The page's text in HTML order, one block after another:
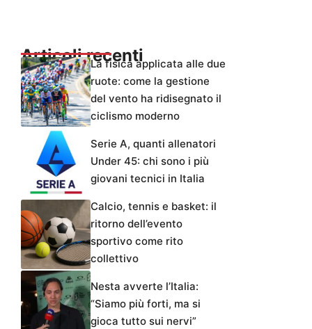
Articoli recentiLa fisica applicata alle due
ruote: come la gestione
del vento ha ridisegnato il
ciclismo moderno
Serie A, quanti allenatori
Under 45: chi sono i più
giovani tecnici in Italia
Calcio, tennis e basket: il
ritorno dell’evento
sportivo come rito
collettivo
Nesta avverte l’Italia:
“Siamo più forti, ma si
gioca tutto sui nervi”